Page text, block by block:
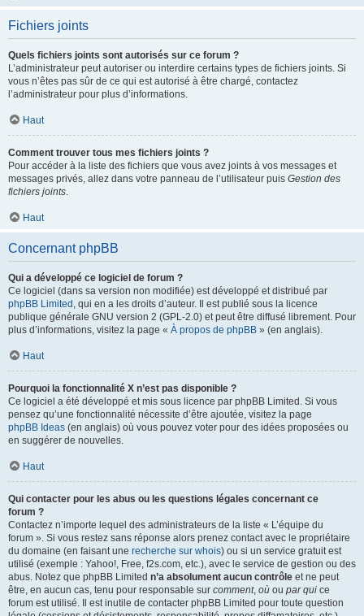
Fichiers joints
Quels fichiers joints sont autorisés sur ce forum ?
L’administrateur peut autoriser ou interdire certains types de fichiers joints. Si
vous n’êtes pas sûr de ce qui est autorisé à être chargé, contactez
l’administrateur pour plus d’informations.
Haut
Comment trouver tous mes fichiers joints ?
Pour accéder à la liste des fichiers que vous avez joints à vos messages et
messages privés, allez dans votre panneau de l’utilisateur puis Gestion des
fichiers joints.
Haut
Concernant phpBB
Qui a développé ce logiciel de forum ?
Ce logiciel (dans sa version non modifiée) est développé et distribué par
phpBB Limited , qui en a les droits d’auteur. Il est publié sous la licence
publique générale GNU version 2 (GPL-2.0) et peut être diffusé librement. Pour
plus d’informations, visitez la page « À propos de phpBB » (en anglais).
Haut
Pourquoi la fonctionnalité X n’est pas disponible ?
Ce logiciel a été développé et mis sous licence par phpBB Limited. Si vous
pensez qu’une fonctionnalité nécessite d’être ajoutée, visitez la page
phpBB Ideas (en anglais) où vous pouvez voter pour des idées proposées ou
en suggérer de nouvelles.
Haut
Qui contacter pour les abus ou les questions légales concernant ce
forum ?
Contactez n’importe lequel des administrateurs de la liste « L’équipe du
forum ». Si vous restez sans réponse alors prenez contact avec le propriétaire
du domaine (en faisant une recherche sur whois) ou si un service gratuit est
utilisé (exemple : Yahoo!, Free, f2s.com, etc.), avec le service de gestion ou des
abus. Notez que phpBB Limited n’a absolument aucun contrôle et ne peut
être, en aucun cas, tenu pour responsable sur comment, où ou par qui ce
forum est utilisé. Il est inutile de contacter phpBB Limited pour toute question